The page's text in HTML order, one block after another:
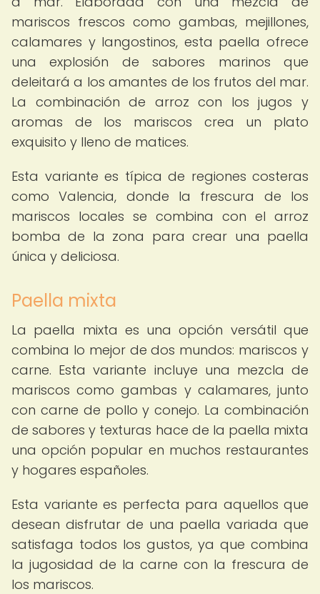
mariscos frescos como gambas, mejillones,
calamares y langostinos, esta paella ofrece
una explosión de sabores marinos que
deleitará a los amantes de los frutos del mar.
La combinación de arroz con los jugos y
aromas de los mariscos crea un plato
exquisito y lleno de matices.
Esta variante es típica de regiones costeras
como Valencia, donde la frescura de los
mariscos locales se combina con el arroz
bomba de la zona para crear una paella
única y deliciosa.
Paella mixta
La paella mixta es una opción versátil que
combina lo mejor de dos mundos: mariscos y
carne. Esta variante incluye una mezcla de
mariscos como gambas y calamares, junto
con carne de pollo y conejo. La combinación
de sabores y texturas hace de la paella mixta
una opción popular en muchos restaurantes
y hogares españoles.
Esta variante es perfecta para aquellos que
desean disfrutar de una paella variada que
satisfaga todos los gustos, ya que combina
la jugosidad de la carne con la frescura de
los mariscos.